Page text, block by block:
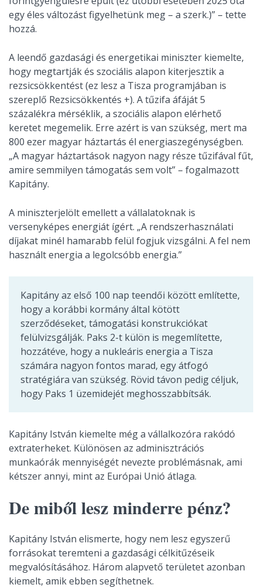
egy éles változást figyelhetünk meg – a szerk.)” – tette
hozzá.
A leendő gazdasági és energetikai miniszter kiemelte,
hogy megtartják és szociális alapon kiterjesztik a
rezsicsökkentést (ez lesz a Tisza programjában is
szereplő Rezsicsökkentés +). A tűzifa áfáját 5
százalékra mérséklik, a szociális alapon elérhető
keretet megemelik. Erre azért is van szükség, mert ma
800 ezer magyar háztartás él energiaszegénységben.
„A magyar háztartások nagyon nagy része tűzifával fűt,
amire semmilyen támogatás sem volt” – fogalmazott
Kapitány.
A miniszterjelölt emellett a vállalatoknak is
versenyképes energiát ígért. „A rendszerhasználati
díjakat minél hamarabb felül fogjuk vizsgálni. A fel nem
használt energia a legolcsóbb energia.”
Kapitány az első 100 nap teendői között említette,
hogy a korábbi kormány által kötött
szerződéseket, támogatási konstrukciókat
felülvizsgálják. Paks 2-t külön is megemlítette,
hozzátéve, hogy a nukleáris energia a Tisza
számára nagyon fontos marad, egy átfogó
stratégiára van szükség. Rövid távon pedig céljuk,
hogy Paks 1 üzemidejét meghosszabbítsák.
Kapitány István kiemelte még a vállalkozóra rakódó
extraterheket. Különösen az adminisztrációs
munkaórák mennyiségét nevezte problémásnak, ami
kétszer annyi, mint az Európai Unió átlaga.
De miből lesz minderre pénz?
Kapitány István elismerte, hogy nem lesz egyszerű
forrásokat teremteni a gazdasági célkitűzéseik
megvalósításához. Három alapvető területet azonban
kiemelt, amik ebben segíthetnek.